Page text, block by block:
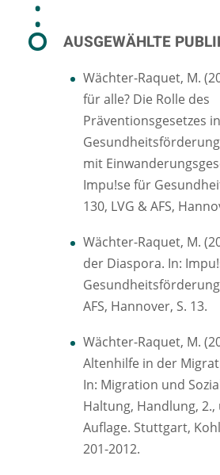
AUSGEWÄHLTE
Wächter-Raquet, M.
für alle? Die Rolle des
Präventionsgesetzes
mit
Impu!se für
130, LVG & AFS,
Wächter-Raquet, M.
der Diaspora. In:
AFS, Hannover, S. 13.
Wächter-Raquet, M.
Altenhilfe in der
In: Migration und
Haltung, Handlung,
Auflage. Stuttgart,
201-2012.